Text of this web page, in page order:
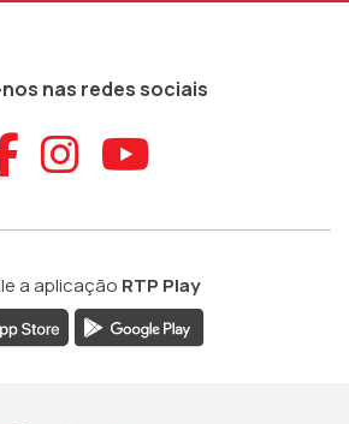
nas redes sociais
Aceder ao
Aceder ao
Aceder
a aplicação RTP Play